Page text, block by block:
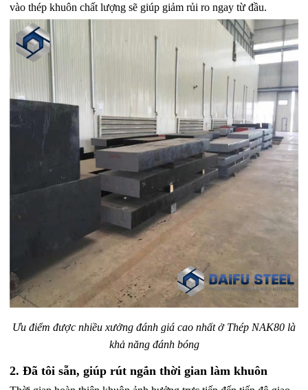
vào thép khuôn chất lượng sẽ giúp giảm rủi ro ngay từ đầu.
Ưu điểm được nhiều xưởng đánh giá cao nhất ở Thép NAK80 là
khả năng đánh bóng
2. Đã tôi sẵn, giúp rút ngắn thời gian làm khuôn